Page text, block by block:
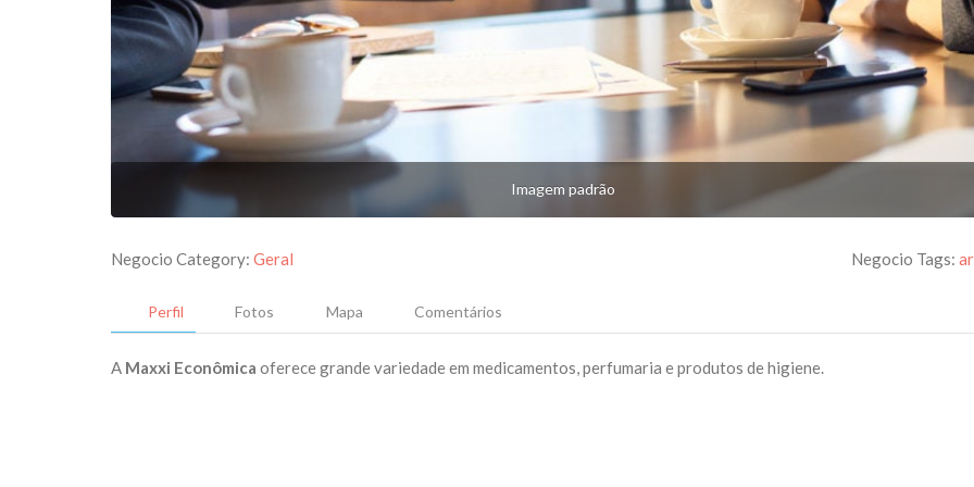
Imagem padrão
Negocio Category: Geral Negocio Tags:
Perfil Fotos Mapa Comentários
A Maxxi Econômica oferece grande variedade em medicamentos, perfumaria e produtos de higiene.